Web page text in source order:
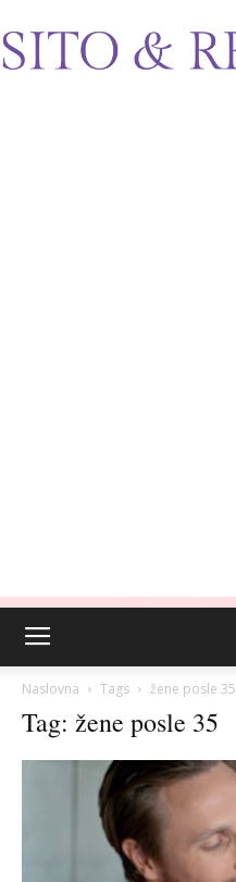
Naslovna Tags žene posle 35
Tag: žene posle 35